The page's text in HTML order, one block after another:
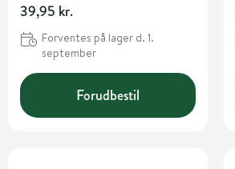
39,95 kr.
Forventes på lager d. 1.
september
Forudbestil